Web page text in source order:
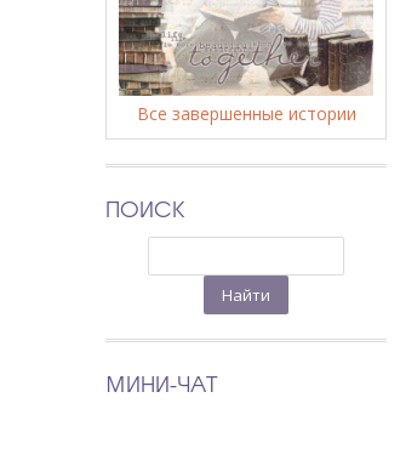
Все завершенные истории
ПОИСК
МИНИ-ЧАТ